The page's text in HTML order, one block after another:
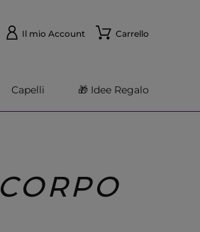
Il mio Account Carrello
Capelli 🎁 Idee Regalo